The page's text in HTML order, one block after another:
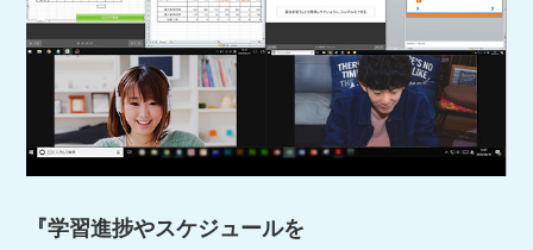
『学習進捗やスケジュールを